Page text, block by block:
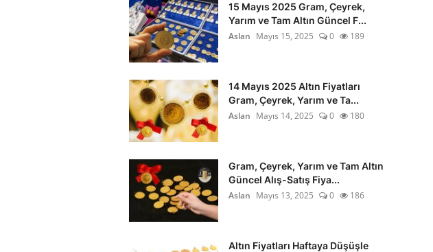
15 Mayıs 2025 Gram, Çeyrek,
Yarım ve Tam Altın Güncel F...
Aslan Mayıs 15, 2025 0 189
14 Mayıs 2025 Altın Fiyatları
Gram, Çeyrek, Yarım ve Ta...
Aslan Mayıs 14, 2025 0 180
Gram, Çeyrek, Yarım ve Tam Altın
Güncel Alış-Satış Fiya...
Aslan Mayıs 13, 2025 0 186
Altın Fiyatları Haftaya Düşüşle